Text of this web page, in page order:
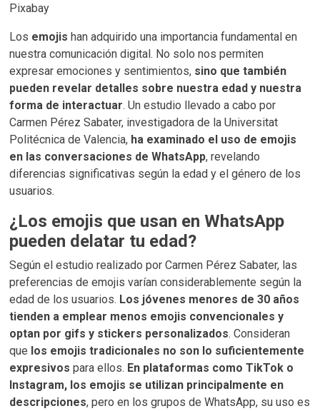
Pixabay
Los emojis han adquirido una importancia fundamental en
nuestra comunicación digital. No solo nos permiten
expresar emociones y sentimientos, sino que también
pueden revelar detalles sobre nuestra edad y nuestra
forma de interactuar. Un estudio llevado a cabo por
Carmen Pérez Sabater, investigadora de la Universitat
Politécnica de Valencia, ha examinado el uso de emojis
en las conversaciones de WhatsApp, revelando
diferencias significativas según la edad y el género de los
usuarios.
¿Los emojis que usan en WhatsApp
pueden delatar tu edad?
Según el estudio realizado por Carmen Pérez Sabater, las
preferencias de emojis varían considerablemente según la
edad de los usuarios. Los jóvenes menores de 30 años
tienden a emplear menos emojis convencionales y
optan por gifs y stickers personalizados. Consideran
que los emojis tradicionales no son lo suficientemente
expresivos para ellos. En plataformas como TikTok o
Instagram, los emojis se utilizan principalmente en
descripciones, pero en los grupos de WhatsApp, su uso es